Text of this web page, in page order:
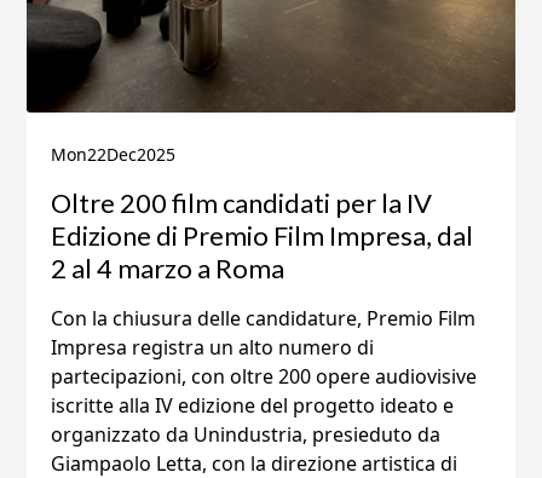
Mon22Dec2025
Oltre 200 film candidati per la IV
Edizione di Premio Film Impresa, dal
2 al 4 marzo a Roma
Con la chiusura delle candidature, Premio Film
Impresa registra un alto numero di
partecipazioni, con oltre 200 opere audiovisive
iscritte alla IV edizione del progetto ideato e
organizzato da Unindustria, presieduto da
Giampaolo Letta, con la direzione artistica di